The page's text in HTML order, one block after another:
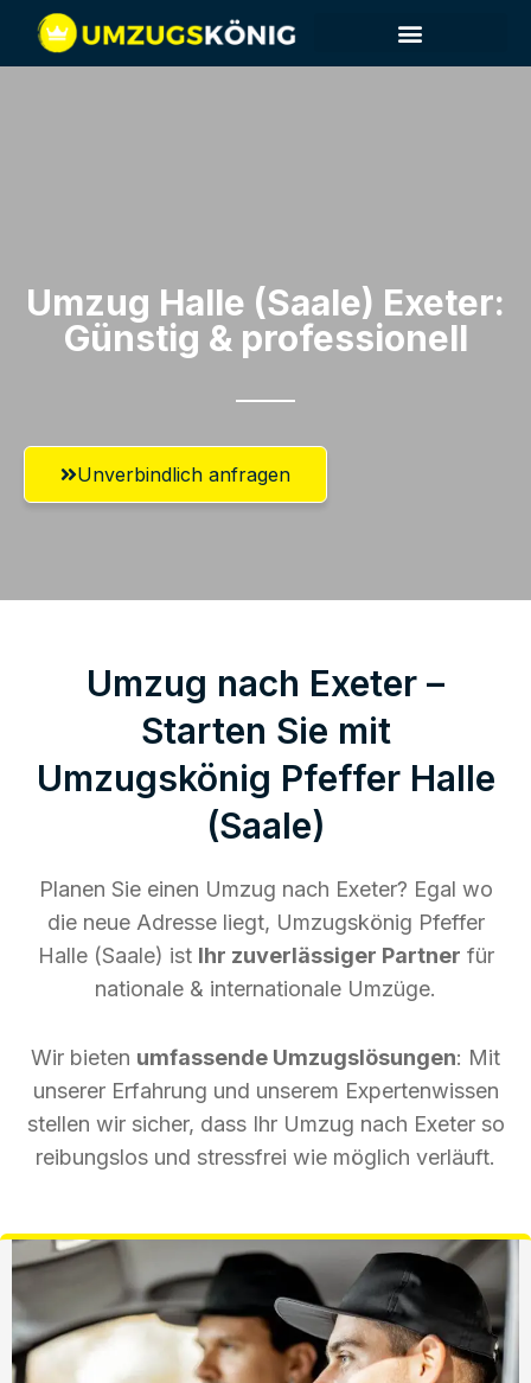
Umzug Halle (Saale)​ Exeter:
Günstig & professionell​
Unverbindlich anfragen
Umzug nach Exeter –
Starten Sie mit
Umzugskönig Pfeffer Halle
(Saale)
Planen Sie einen Umzug nach Exeter? Egal wo
die neue Adresse liegt, Umzugskönig Pfeffer
Halle (Saale) ist Ihr zuverlässiger Partner für
nationale & internationale Umzüge.
Wir bieten umfassende Umzugslösungen: Mit
unserer Erfahrung und unserem Expertenwissen
stellen wir sicher, dass Ihr Umzug nach Exeter so
reibungslos und stressfrei wie möglich verläuft.